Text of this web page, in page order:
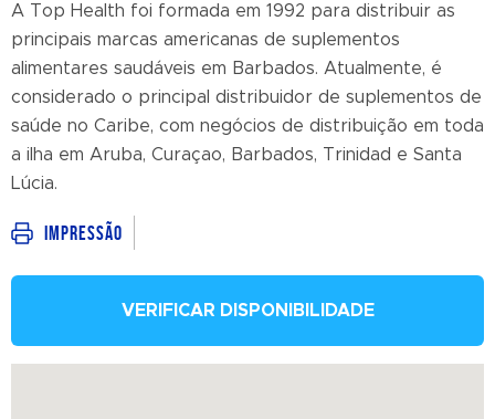
A Top Health foi formada em 1992 para distribuir as
principais marcas americanas de suplementos
alimentares saudáveis ​​em Barbados. Atualmente, é
considerado o principal distribuidor de suplementos de
saúde no Caribe, com negócios de distribuição em toda
a ilha em Aruba, Curaçao, Barbados, Trinidad e Santa
Lúcia.
Impressão
VERIFICAR DISPONIBILIDADE